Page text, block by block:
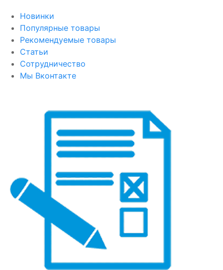
Новинки
Популярные товары
Рекомендуемые товары
Статьи
Сотрудничество
Мы Вконтакте